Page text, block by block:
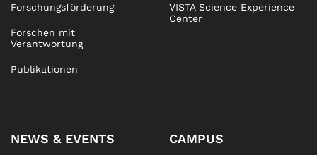
Forschungsförderung
Forschen mit
Verantwortung
Publikationen
VISTA Science Experience
Center
NEWS & EVENTS CAMPUS